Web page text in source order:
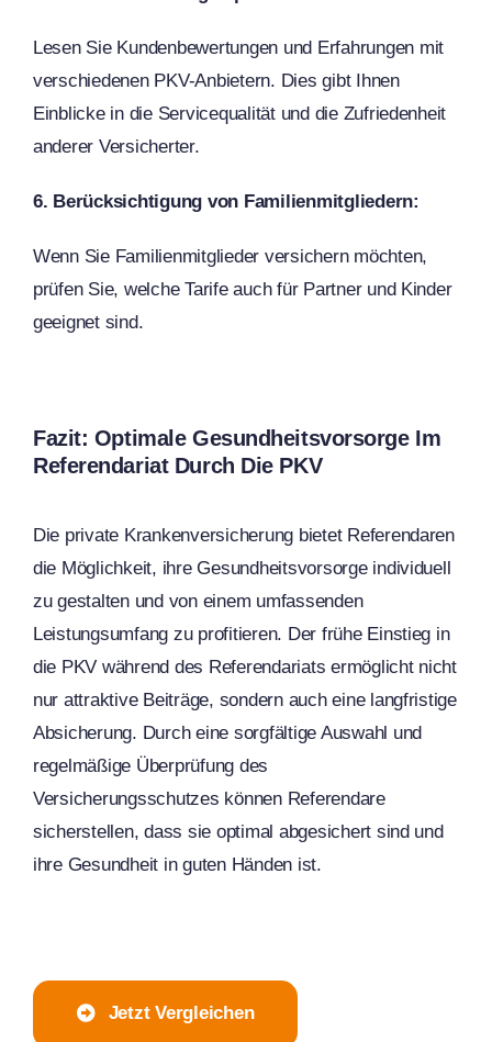
Lesen Sie Kundenbewertungen und Erfahrungen mit
verschiedenen PKV-Anbietern. Dies gibt Ihnen
Einblicke in die Servicequalität und die Zufriedenheit
anderer Versicherter.
6. Berücksichtigung von Familienmitgliedern:
Wenn Sie Familienmitglieder versichern möchten,
prüfen Sie, welche Tarife auch für Partner und Kinder
geeignet sind.
Fazit: Optimale Gesundheitsvorsorge Im
Referendariat Durch Die PKV
Die private Krankenversicherung bietet Referendaren
die Möglichkeit, ihre Gesundheitsvorsorge individuell
zu gestalten und von einem umfassenden
Leistungsumfang zu profitieren. Der frühe Einstieg in
die PKV während des Referendariats ermöglicht nicht
nur attraktive Beiträge, sondern auch eine langfristige
Absicherung. Durch eine sorgfältige Auswahl und
regelmäßige Überprüfung des
Versicherungsschutzes können Referendare
sicherstellen, dass sie optimal abgesichert sind und
ihre Gesundheit in guten Händen ist.
Jetzt Vergleichen